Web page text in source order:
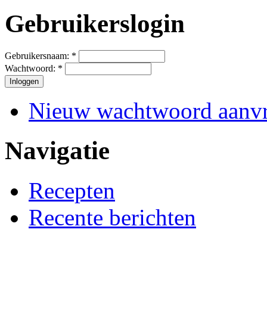
Gebruikerslogin
Gebruikersnaam: *
Wachtwoord: *
Nieuw wachtwoord
Navigatie
Recepten
Recente berichten